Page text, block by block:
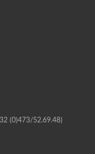
(0)473/52.69.48)